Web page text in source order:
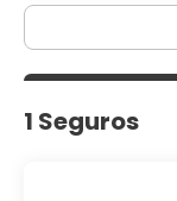
1 Seguros